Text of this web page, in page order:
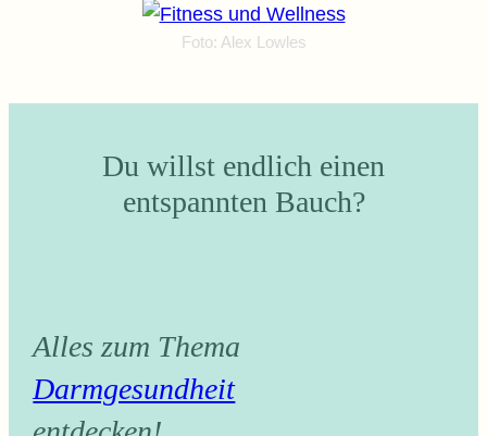
Foto: Alex Lowles
Du willst endlich einen
entspannten Bauch?
Alles zum Thema
Darmgesundheit